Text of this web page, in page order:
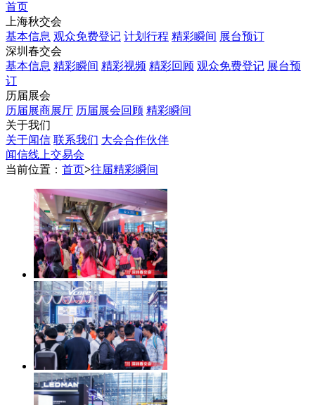
首页
上海秋交会
基本信息 观众免费登记 计划行程 精彩瞬间 展台预订
深圳春交会
基本信息 精彩瞬间 精彩视频 精彩回顾 观众免费登记 展台预
订
历届展会
历届展商展厅 历届展会回顾 精彩瞬间
关于我们
关于闻信 联系我们 大会合作伙伴
闻信线上交易会
当前位置： 首页>往届精彩瞬间